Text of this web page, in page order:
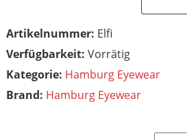
Artikelnummer: Elfi
Vorrätig
Kategorie: Hamburg Eyewear
Brand: Hamburg Eyewear